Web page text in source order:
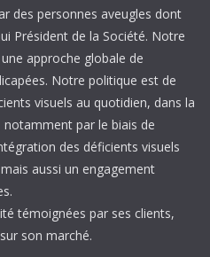
des personnes aveugles dont
Président de la Société. Notre
approche globale de
Notre politique est de
visuels au quotidien, dans la
par le biais de
des déficients visuels
aussi un engagement
témoignées par ses clients,
son marché.